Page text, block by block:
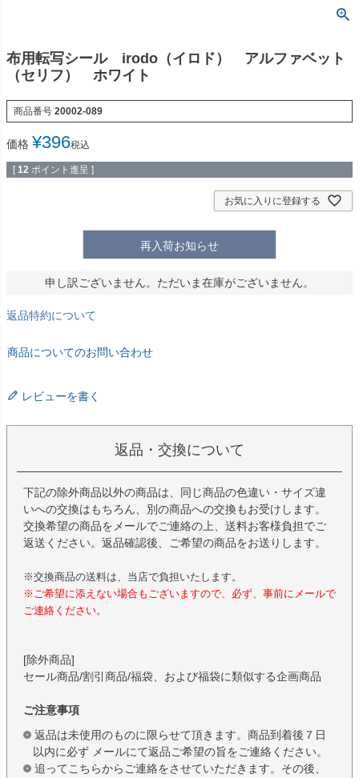
布用転写シール irodo（イロド） アルファベット
（セリフ） ホワイト
商品番号 20002-089
価格 ¥396税込
[ 12 ポイント進呈 ]
お気に入りに登録する
再入荷お知らせ
申し訳ございません。ただいま在庫がございません。
返品特約について
商品についてのお問い合わせ
レビューを書く
返品・交換について
下記の除外商品以外の商品は、同じ商品の色違い・サイズ違
いへの交換はもちろん、別の商品への交換もお受けします。
交換希望の商品をメールでご連絡の上、送料お客様負担でご
返送ください。返品確認後、ご希望の商品をお送りします。
※交換商品の送料は、当店で負担いたします。
※ご希望に添えない場合もございますので、必ず、事前にメールで
ご連絡ください。
[除外商品]
セール商品/割引商品/福袋、および福袋に類似する企画商品
ご注意事項
返品は未使用のものに限らせて頂きます。商品到着後７日
以内に必ず メールにて返品ご希望の旨をご連絡ください。
追ってこちらからご連絡をさせていただきます。その後、